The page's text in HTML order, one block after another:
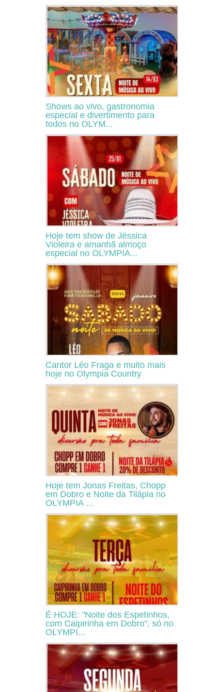
Shows ao vivo, gastronomia
especial e divertimento para
todos no OLYM...
Hoje tem show de Jéssica
Violeira e amanhã almoço
especial no OLYMPIA...
Cantor Léo Fraga e muito mais
hoje no Olympia Country
Hoje tem Jonas Freitas, Chopp
em Dobro e Noite da Tilápia no
OLYMPIA ...
É HOJE: "Noite dos Espetinhos,
com Caipirinha em Dobro", só no
OLYMPI...